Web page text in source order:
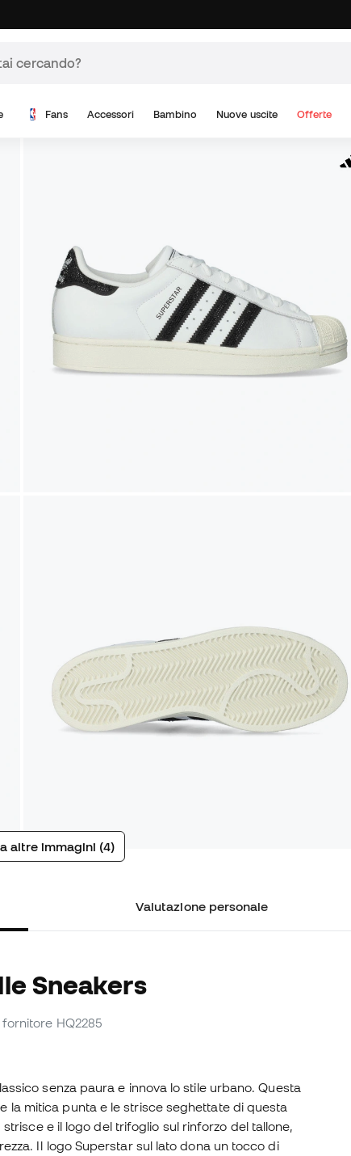
Fans Accessori Bambino Nuove uscite Offerte
altre immagini (4)
Valutazione personale
Sneakers
fornitore HQ2285
senza paura e innova lo stile urbano. Questa
la mitica punta e le strisce seghettate di questa
e il logo del trifoglio sul rinforzo del tallone,
Il logo Superstar sul lato dona un tocco di